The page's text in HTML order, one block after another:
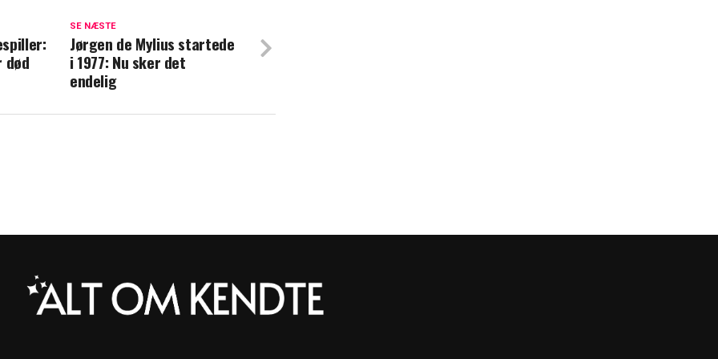
med livet i behold: Var kærester
SE NÆSTE
Jørgen de Mylius startede
i 1977: Nu sker det
endelig
død